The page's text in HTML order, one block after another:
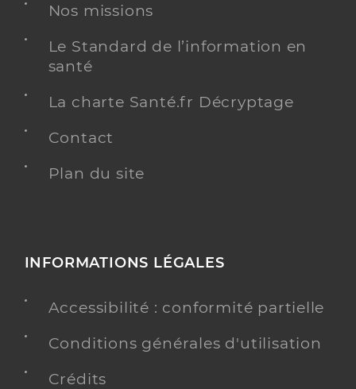
Nos missions
Le Standard de l’information en
santé
La charte Santé.fr Décryptage
Contact
Plan du site
INFORMATIONS LÉGALES
Accessibilité : conformité partielle
Conditions générales d'utilisation
Crédits